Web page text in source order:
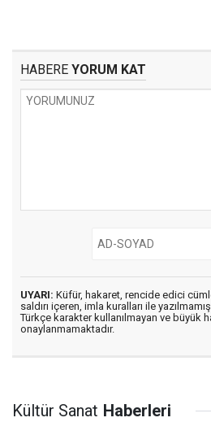
HABERE YORUM KAT
UYARI: Küfür, hakaret, rencide edici
saldırı içeren, imla kuralları ile
Türkçe karakter kullanılmayan ve büyük
onaylanmamaktadır.
Kültür Sanat Haberleri